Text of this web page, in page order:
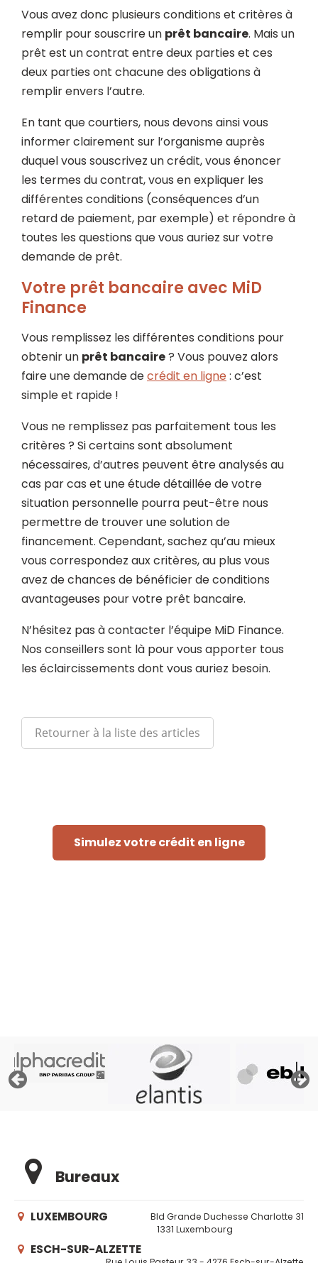
Vous avez donc plusieurs conditions et critères à
remplir pour souscrire un prêt bancaire. Mais un
prêt est un contrat entre deux parties et ces
deux parties ont chacune des obligations à
remplir envers l’autre.
En tant que courtiers, nous devons ainsi vous
informer clairement sur l’organisme auprès
duquel vous souscrivez un crédit, vous énoncer
les termes du contrat, vous en expliquer les
différentes conditions (conséquences d’un
retard de paiement, par exemple) et répondre à
toutes les questions que vous auriez sur votre
demande de prêt.
Votre prêt bancaire avec MiD
Finance
Vous remplissez les différentes conditions pour
obtenir un prêt bancaire? Vous pouvez alors
faire une demande decrédit en ligne: c’est
simple et rapide !
Vous ne remplissez pas parfaitement tous les
critères ? Si certains sont absolument
nécessaires, d’autres peuvent être analysés au
cas par cas et une étude détaillée de votre
situation personnelle pourra peut-être nous
permettre de trouver une solution de
financement. Cependant, sachez qu’au mieux
vous correspondez aux critères, au plus vous
avez de chances de bénéficier de conditions
avantageuses pour votre prêt bancaire.
N’hésitez pas à contacter l’équipe MiD Finance.
Nos conseillers sont là pour vous apporter tous
les éclaircissements dont vous auriez besoin.
Retourner à la liste des articles
Simulez votre crédit en ligne
Bureaux
LUXEMBOURG
Bld Grande Duchesse Charlotte 31
1331 Luxembourg
ESCH-SUR-ALZETTE